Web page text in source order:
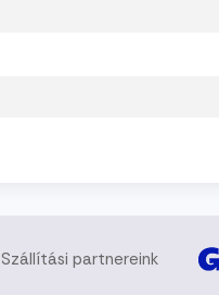
Szállítási partnereink